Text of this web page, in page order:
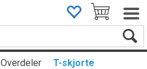
Overdeler T-skjorte